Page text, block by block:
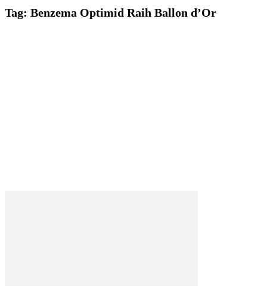
Tag: Benzema Optimid Raih Ballon d’Or